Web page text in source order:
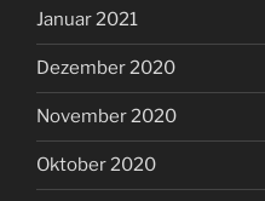
Januar 2021
Dezember 2020
November 2020
Oktober 2020